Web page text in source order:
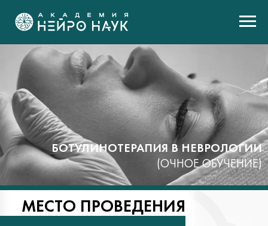
БОТУЛИНОТЕРАПИЯ В НЕВРОЛОГИИ
(ОЧНОЕ ОБУЧЕНИЕ)
МЕСТО ПРОВЕДЕНИЯ